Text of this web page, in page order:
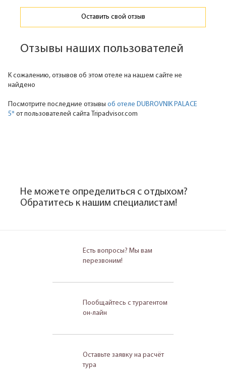
Оставить свой отзыв
Отзывы наших пользователей
К сожалению, отзывов об этом отеле на нашем сайте не
найдено
Посмотрите последние отзывы об отеле DUBROVNIK PALACE
5* от пользователей сайта Tripadvisor.com
Не можете определиться с отдыхом?
Обратитесь к нашим специалистам!
Есть вопросы? Мы вам
перезвоним!
Пообщайтесь с турагентом
он-лайн
Оставьте заявку на расчёт
тура